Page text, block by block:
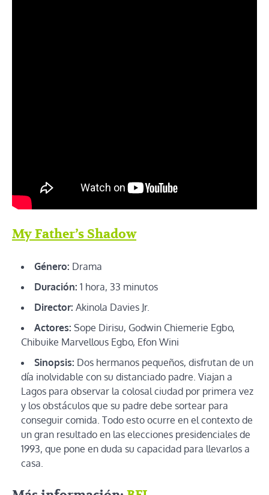
My Father’s Shadow
Género: Drama
Duración: 1 hora, 33 minutos
Director: Akinola Davies Jr.
Actores: Sope Dirisu, Godwin Chiemerie Egbo,
Chibuike Marvellous Egbo, Efon Wini
Sinopsis: Dos hermanos pequeños, disfrutan de un
día inolvidable con su distanciado padre. Viajan a
Lagos para observar la colosal ciudad por primera vez
y los obstáculos que su padre debe sortear para
conseguir comida. Todo esto ocurre en el contexto de
un gran resultado en las elecciones presidenciales de
1993, que pone en duda su capacidad para llevarlos a
casa.